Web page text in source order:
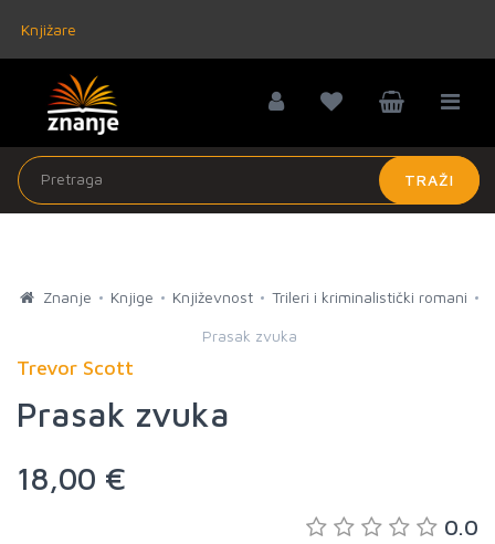
Knjižare
TRAŽI
Znanje Knjige Književnost Trileri i kriminalistički romani
Prasak zvuka
Trevor Scott
Prasak zvuka
18,00 €
0.0